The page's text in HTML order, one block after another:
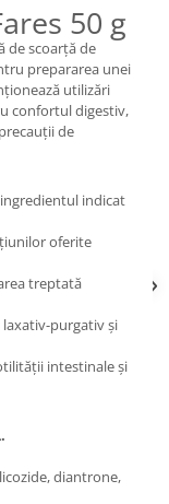
50 g
de scoarță de
prepararea unei
utilizări
confortul digestiv,
de
indicat
oferite
treptată
purgativ și
intestinale și
diantrone,